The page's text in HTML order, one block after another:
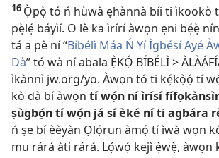
16 Ọ̀pọ̀ tó ń hùwà ẹhànnà bíi ti ìkookò
pẹ̀lẹ́ báyìí. O lè ka ìrírí àwọn ẹni bẹ́ẹ̀
tá a pè ní “Bíbélì Máa Ń Yí Ìgbésí Ayé
Dà” tó wà ní abala Ẹ̀KỌ́ BÍBÉLÌ >
ìkànnì jw.org/yo. Àwọn tó ti kẹ́kọ̀ọ́ tí
kò dà bí àwọn tí wọ́n ní ìrísí
ṣùgbọ́n tí wọ́n já sí èké ní ti agbára
ń ṣe bí èèyàn Ọlọ́run àmọ́ tí ìwà wọn
mu rárá àti rárá. Lọ́wọ́ kejì ẹ̀wẹ̀, àwọn